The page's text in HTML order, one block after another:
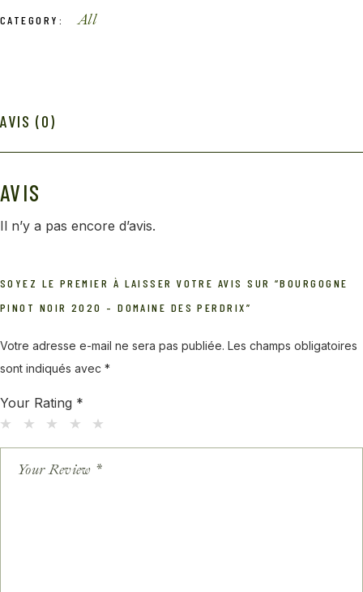
CATEGORY: All
AVIS (0)
AVIS
Il n’y a pas encore d’avis.
SOYEZ LE PREMIER À LAISSER VOTRE AVIS SUR “BOURGOGNE
PINOT NOIR 2020 – DOMAINE DES PERDRIX”
Votre adresse e-mail ne sera pas publiée. Les champs obligatoires
sont indiqués avec *
Your Rating *